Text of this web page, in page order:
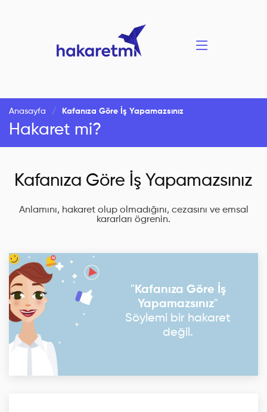
Anasayfa Kafanıza Göre İş Yapamazsınız
Hakaret mi?
Kafanıza Göre İş Yapamazsınız
Anlamını, hakaret olup olmadığını, cezasını ve emsal
kararları ögrenin.
"Kafanıza Göre İş
Yapamazsınız"
Söylemi bir hakaret
değil.